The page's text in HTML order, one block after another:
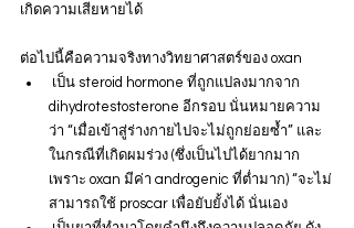
เกิดความเสียหายได้
ต่อไปนี้คือความจริงทางวิทยาศาสตร์ของ oxan
dihydrotestosterone อีกรอบ นั่นหมายความ
ว่า “เมื่อเข้าสู่ร่างกายไปจะไม่ถูกย่อยซ้ำ” และ
ในกรณีที่เกิดผมร่วง (ซึ่งเป็นไปได้ยากมาก
เพราะ oxan มีค่า androgenic ที่ต่ำมาก) “จะไม่
สามารถใช้ proscar เพื่อยับยั้งได้ นั่นเอง